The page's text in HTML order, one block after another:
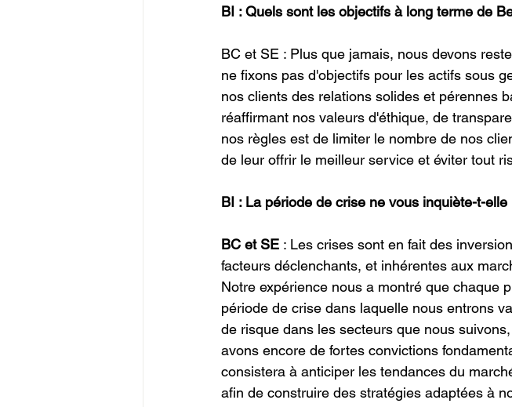
BI : Quels sont les objectifs à long terme de
BC et SE : Plus que jamais, nous devons
ne fixons pas d'objectifs pour les actifs sous
nos clients des relations solides et pérennes
réaffirmant nos valeurs d'éthique, de
nos règles est de limiter le nombre de nos
de leur offrir le meilleur service et éviter tout
BI : La période de crise ne vous inquiète-t-elle
BC et SE : Les crises sont en fait des
facteurs déclenchants, et inhérentes aux
Notre expérience nous a montré que chaque
période de crise dans laquelle nous entrons
de risque dans les secteurs que nous
avons encore de fortes convictions
consistera à anticiper les tendances du
afin de construire des stratégies adaptées à